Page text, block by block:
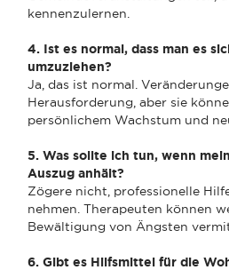
kennenzulernen.
4. Ist es normal, dass man es
umzuziehen?
Ja, das ist normal.
Herausforderung, aber sie
persönlichem Wachstum und
5. Was sollte ich tun, wenn
Auszug anhält?
Zögere nicht, professionelle
nehmen. Therapeuten können
Bewältigung von Ängsten
6. Gibt es Hilfsmittel für die